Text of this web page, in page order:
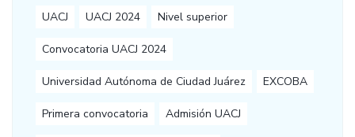
UACJ UACJ 2024 Nivel superior
Convocatoria UACJ 2024
Universidad Autónoma de Ciudad Juárez EXCOBA
Primera convocatoria Admisión UACJ